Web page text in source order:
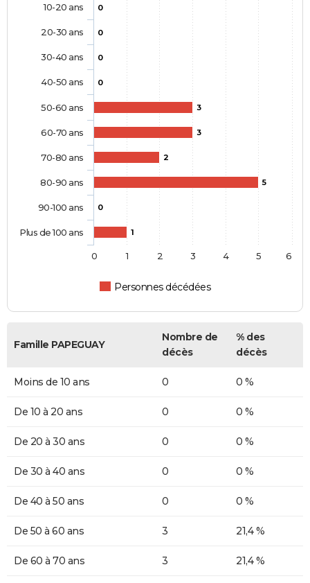
0
0
0
0
3
3
2
5
0
1
Personnes décédées
10-20 ans
20-30 ans
30-40 ans
40-50 ans
50-60 ans
60-70 ans
70-80 ans
80-90 ans
90-100 ans
Plus de 100 ans
0 1 2 3 4 5 6
Famille PAPEGUAY
Nombre de
décès
% des
décès
Moins de 10 ans 0 0 %
De 10 à 20 ans 0 0 %
De 20 à 30 ans 0 0 %
De 30 à 40 ans 0 0 %
De 40 à 50 ans 0 0 %
De 50 à 60 ans 3 21,4 %
De 60 à 70 ans 3 21,4 %